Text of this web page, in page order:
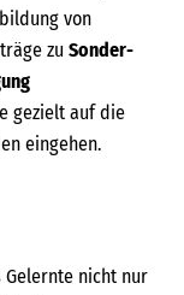
von
zu Sonder-
gezielt auf die
eingehen.
Gelernte nicht nur